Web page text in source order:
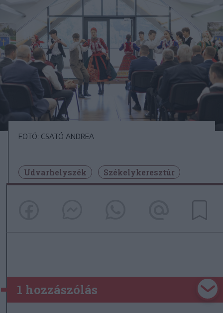
FOTÓ: CSATÓ ANDREA
Udvarhelyszék Székelykeresztúr
1 hozzászólás